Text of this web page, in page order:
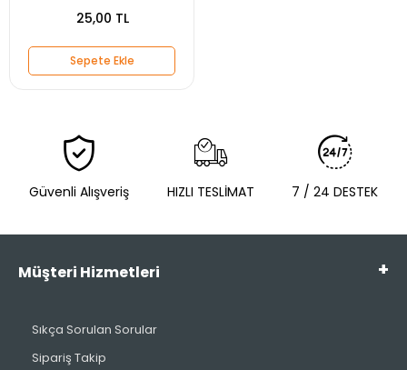
25,00 TL
Sepete Ekle
Güvenli Alışveriş HIZLI TESLİMAT 7 / 24 DESTEK
Müşteri Hizmetleri
Sıkça Sorulan Sorular
Sipariş Takip